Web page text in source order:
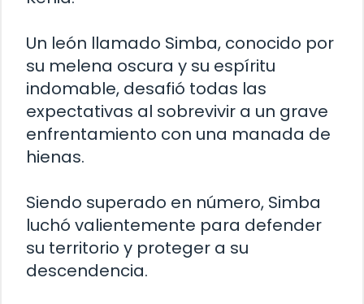
Un león llamado Simba, conocido por
su melena oscura y su espíritu
indomable, desafió todas las
expectativas al sobrevivir a un grave
enfrentamiento con una manada de
hienas.
Siendo superado en número, Simba
luchó valientemente para defender
su territorio y proteger a su
descendencia.